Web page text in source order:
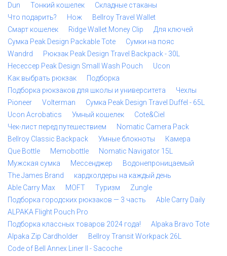
Dun
Тонкий кошелек
Складные стаканы
Что подарить?
Нож
Bellroy Travel Wallet
Смарт кошелек
Ridge Wallet Money Clip
Для ключей
Сумка Peak Design Packable Tote
Сумки на пояс
Wandrd
Рюкзак Peak Design Travel Backpack - 30L
Несессер Peak Design Small Wash Pouch
Ucon
Как выбрать рюкзак
Подборка
Подборка рюкзаков для школы и университета
Чехлы
Pioneer
Volterman
Сумка Peak Design Travel Duffel - 65L
Ucon Acrobatics
Умный кошелек
Cote&Ciel
Чек-лист перед путешествием
Nomatic Camera Pack
Bellroy Classic Backpack
Умные блокноты
Камера
Que Bottle
Memobottle
Nomatic Navigator 15L
Мужская сумка
Мессенджер
Водонепроницаемый
The James Brand
кардхолдеры на каждый день
Able Carry Max
MOFT Туризм
Zungle
Подборка городских рюкзаков — 3 часть
Able Carry Daily
ALPAKA Flight Pouch Pro
Подборка классных товаров 2024 года!
Alpaka Bravo Tote
Alpaka Zip Cardholder
Bellroy Transit Workpack 26L
Code of Bell Annex Liner II - Sacoche